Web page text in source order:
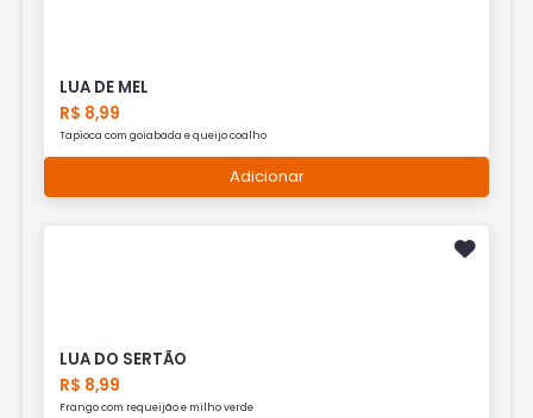
LUA DE MEL
R$ 8,99
Tapioca com goiabada e queijo coalho
Adicionar
LUA DO SERTÃO
R$ 8,99
Frango com requeijão e milho verde